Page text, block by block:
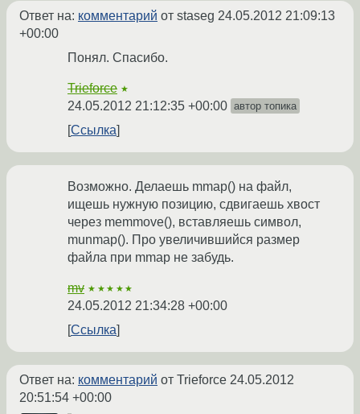
Ответ на: комментарий от staseg 24.05.2012 21:09:13
+00:00
Понял. Спасибо.
Trieforce ★
24.05.2012 21:12:35 +00:00 автор топика
Ссылка
Возможно. Делаешь mmap() на файл,
ищешь нужную позицию, сдвигаешь хвост
через memmove(), вставляешь символ,
munmap(). Про увеличившийся размер
файла при mmap не забудь.
mv ★★★★★
24.05.2012 21:34:28 +00:00
Ссылка
Ответ на: комментарий от Trieforce 24.05.2012
20:51:54 +00:00